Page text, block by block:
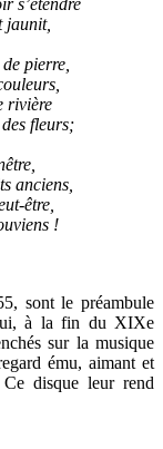
jaunit,
pierre,
rivière
fleurs;
anciens,
être,
!
sont le préambule
lui, à la fin du XIXe
sur la musique
ému, aimant et
disque leur rend